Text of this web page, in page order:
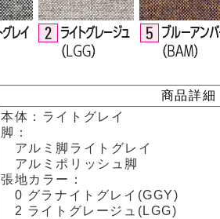
商品詳細
本体：ライトグレイ
脚：
アルミ脚ライトグレイ
アルミポリッシュ脚
張地カラー：
0 グラナイトグレイ(GGY)
2 ライトグレージュ(LGG)